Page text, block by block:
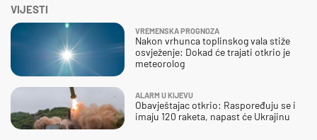
VIJESTI
VREMENSKA PROGNOZA
Nakon vrhunca toplinskog vala stiže
osvježenje: Dokad će trajati otkrio je
meteorolog
ALARM U KIJEVU
Obavještajac otkrio: Raspoređuju se i
imaju 120 raketa, napast će Ukrajinu